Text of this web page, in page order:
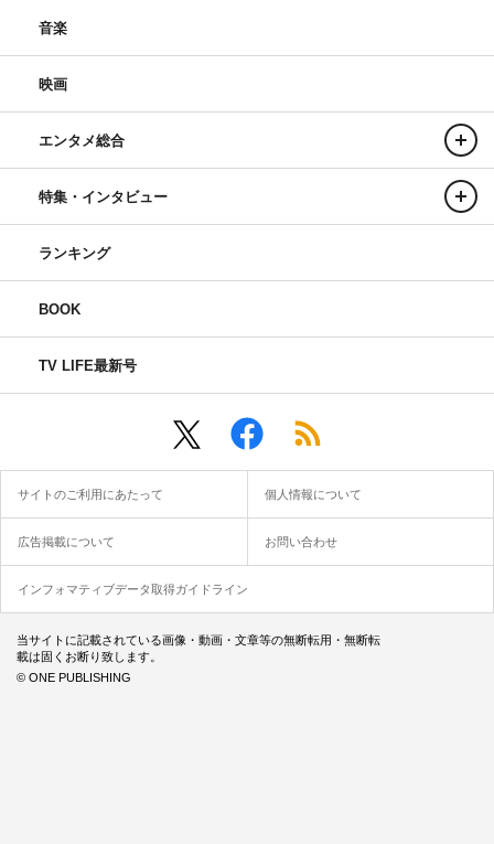
音楽
映画
エンタメ総合
特集・インタビュー
ランキング
BOOK
TV LIFE最新号
サイトのご利用にあたって 個人情報について
広告掲載について お問い合わせ
インフォマティブデータ取得ガイドライン
当サイトに記載されている画像・動画・文章等の無断転用・無断転
載は固くお断り致します。
© ONE PUBLISHING